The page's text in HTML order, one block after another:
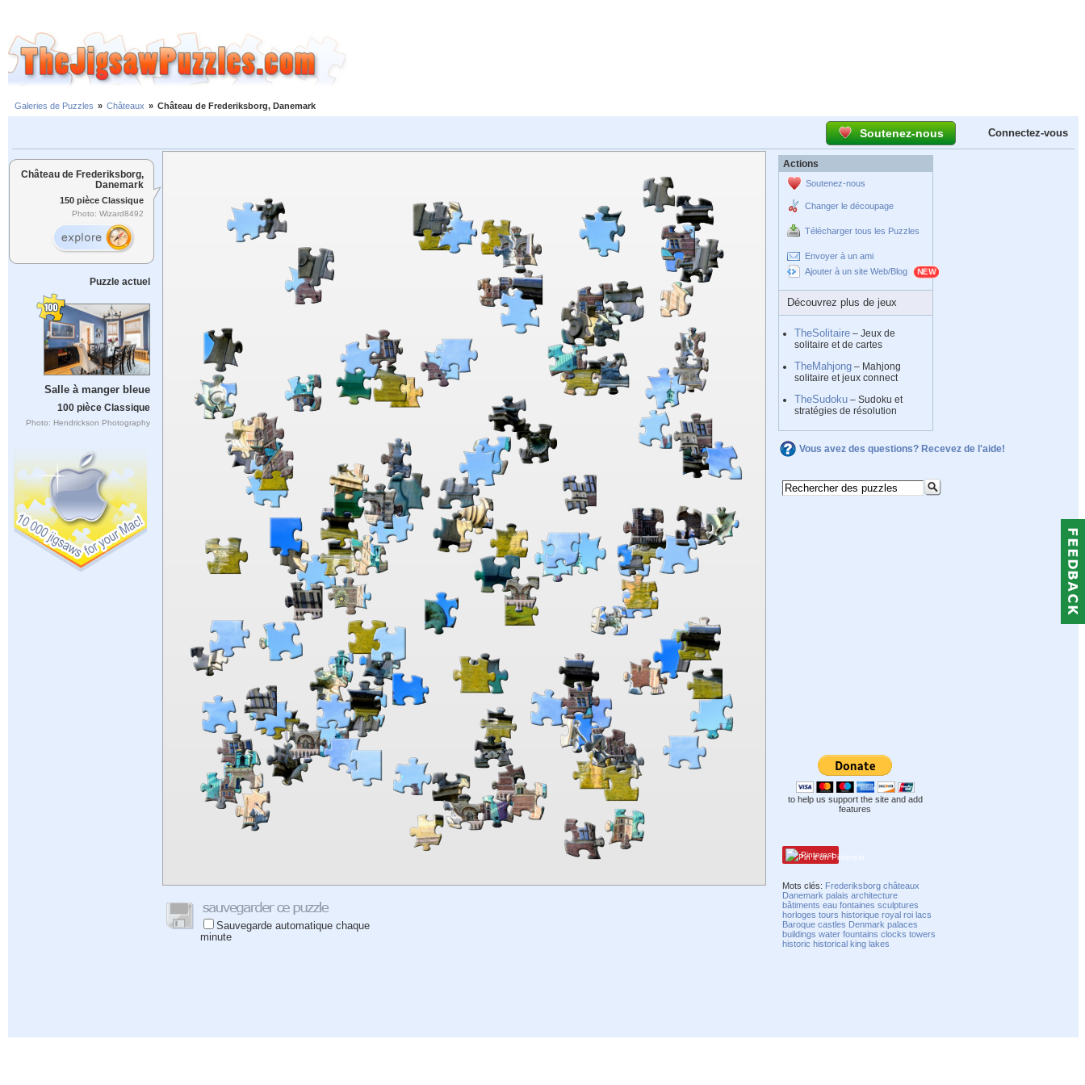
Galeries de Puzzles » Châteaux » Château de Frederiksborg, Danemark
Soutenez-nous Connectez-vous
Château de Frederiksborg,
Danemark
150 pièce Classique
Photo: Wizard8492
Puzzle actuel
Salle à manger bleue
100 pièce Classique
Photo: Hendrickson Photography
Sauvegarde automatique chaque
minute
Actions
Soutenez-nous
Changer le découpage
Télécharger tous les Puzzles
Envoyer à un ami
Ajouter à un site Web/Blog
Découvrez plus de jeux
TheSolitaire – Jeux de
solitaire et de cartes
TheMahjong – Mahjong
solitaire et jeux connect
TheSudoku – Sudoku et
stratégies de résolution
Vous avez des questions? Recevez de l'aide!
to help us support the site and add
features
Pinterest
Mots clés: Frederiksborg châteaux
Danemark palais architecture
bâtiments eau fontaines sculptures
horloges tours historique royal roi lacs
Baroque castles Denmark palaces
buildings water fountains clocks towers
historic historical king lakes